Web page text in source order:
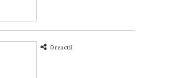
0 reactii